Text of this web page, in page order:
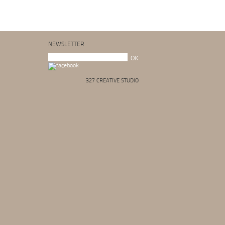
NEWSLETTER
327 CREATIVE STUDIO